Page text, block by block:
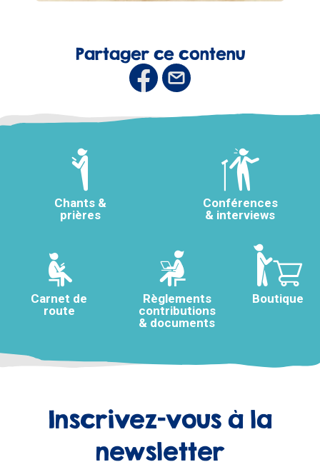
Partager ce contenu
Chants &
prières
Conférences
& interviews
Carnet de
route
Règlements
contributions
& documents
Boutique
Inscrivez-vous à la
newsletter